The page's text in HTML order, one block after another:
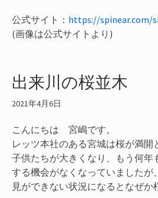
公式サイト： https://spinear.com/
(画像は公式サイトより)
出来川の桜並木
2021年4月6日
こんにちは 宮嶋です。
レッツ本社のある宮城は桜が満開
子供たちが大きくなり、もう何年
する機会がなくなっていましたが
見ができない状況になるとなぜか